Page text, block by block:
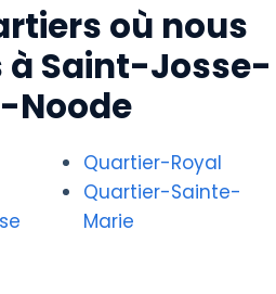
où nous
Saint-Josse-
Noode
Quartier-Royal
Quartier-Sainte-
Marie